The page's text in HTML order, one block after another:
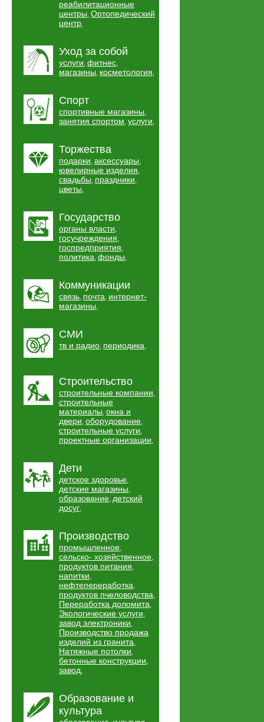
реабилитационные
центры, Ортопедический
центр,
Уход за собой
услуги, фитнес,
магазины, косметология,
Спорт
спортивные магазины,
занятия спортом, услуги,
Торжества
подарки, аксессуары,
ювелирные изделия,
свадьбы, праздники,
цветы,
Государство
органы власти,
госучреждения,
госпредприятия,
политика, фонды,
Коммуникации
связь, почта, интернет-
магазины,
СМИ
тв и радио, периодика,
Строительство
строительные компании,
строительные
материалы, окна и
двери, оборудование,
строительные услуги,
проектные организации,
Дети
детское здоровье,
детские магазины,
образование, детский
досуг,
Производство
промышленное,
сельско- хозяйственное,
продуктов питания,
напитки,
нефтепереработка,
продуктов пчеловодства,
Переработка доломита,
Экологические услуги,
завод электроники,
Производство продажа
изделий из гранита,
Натяжные потолки,
бетонные конструкции,
завод,
Образование и
культура